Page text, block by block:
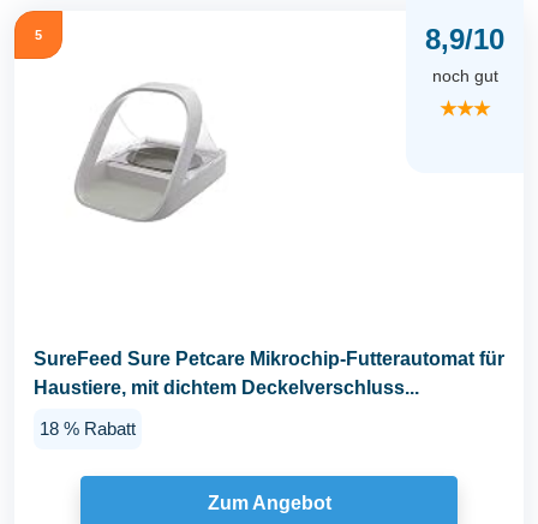
5 8,9/10
noch gut
★★★
SureFeed Sure Petcare Mikrochip-Futterautomat für
Haustiere, mit dichtem Deckelverschluss...
18 % Rabatt
Zum Angebot